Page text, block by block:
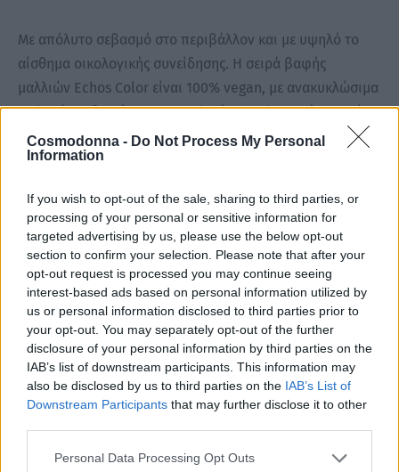
Cosmodonna - Do Not Process My Personal
Information
If you wish to opt-out of the sale, sharing to third parties, or
processing of your personal or sensitive information for
targeted advertising by us, please use the below opt-out
section to confirm your selection. Please note that after your
opt-out request is processed you may continue seeing
interest-based ads based on personal information utilized by
us or personal information disclosed to third parties prior to
your opt-out. You may separately opt-out of the further
disclosure of your personal information by third parties on the
IAB’s list of downstream participants. This information may
also be disclosed by us to third parties on the IAB’s List of
Downstream Participants that may further disclose it to other
Personal Data Processing Opt Outs
Με απόλυτο σεβασμό στο περιβάλλον και με υψηλό το
αίσθημα οικολογικής συνείδησης. Η σειρά βαφής
μαλλιών Echos Color είναι 100% vegan, με ανακυκλώσιμα
σωληνάρια βαφής. Έχει 50% λιγότερο πλαστικό στο πώμα
καθώς και βιοδιασπώμενη χάρτινη συσκευασία.
οποίο χαρίζει ακόμη μεγαλύτερη διάρκεια στο χρώμα.
‘Ελαιο χουρμά με αντιοξειδωτικές ιδιότητες, καθώς και
λάδι tsubaki για εκτυφλωτική λάμψη και ενυδάτωση.
Έχει 100% κάλυψη λευκών μαλλιών σε όλες τις
αποχρώσεις της, αλλά και φυσικά ice χρώματα για ακόμη
πιο αγνές αποχρώσεις.
Η βαφή μαλλιών 4.72 Καστανό μεσαίο καφέ ζεστό της
άμμου Echos Color προσφέρει την απόλυτη
επαγγελματική περιποίηση σε όλους τους χώρους των